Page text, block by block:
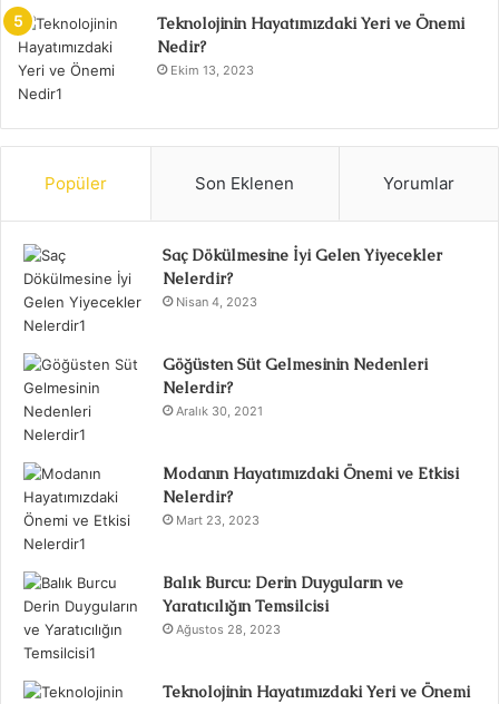
Teknolojinin Hayatımızdaki Yeri ve Önemi
Nedir?
Ekim 13, 2023
Popüler Son Eklenen Yorumlar
Saç Dökülmesine İyi Gelen Yiyecekler
Nelerdir?
Nisan 4, 2023
Göğüsten Süt Gelmesinin Nedenleri
Nelerdir?
Aralık 30, 2021
Modanın Hayatımızdaki Önemi ve Etkisi
Nelerdir?
Mart 23, 2023
Balık Burcu: Derin Duyguların ve
Yaratıcılığın Temsilcisi
Ağustos 28, 2023
Teknolojinin Hayatımızdaki Yeri ve Önemi